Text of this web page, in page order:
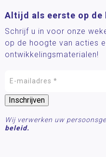
Altijd als eerste op de
Schrijf u in voor onze
op de hoogte van acties
ontwikkelingsmaterialen!
Wij verwerken uw
beleid.